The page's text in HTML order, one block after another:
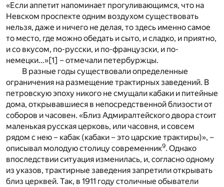
«Если аппетит напоминает прогуливающимся, что на
Невском проспекте одним воздухом существовать
нельзя, даже и ничего не делая, то здесь именно самое
то место, где можно обедать и сыто, и сладко, и приятно,
и со вкусом, по-русски, и по-французски, и по-
немецки…»[1] – отмечали петербуржцы.
В разные годы существовали определенные
ограничения на размещение трактирных заведений. В
петровскую эпоху никого не смущали кабаки и питейные
дома, открывавшиеся в непосредственной близости от
соборов и часовен. «Близ Адмиралтейского двора стоит
маленькая русская церковь, или часовня, и совсем
рядом с нею – кабак (кабаки – это царские трактиры)», –
описывал молодую столицу современник9. Однако
впоследствии ситуация изменилась, и, согласно одному
из указов, трактирные заведения запретили открывать
близ церквей. Так, в 1911 году столичные обыватели